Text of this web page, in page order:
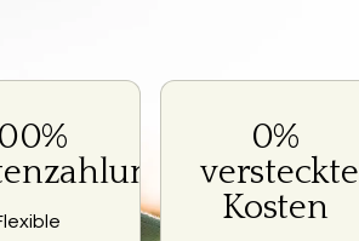
0%
versteckte
Kosten